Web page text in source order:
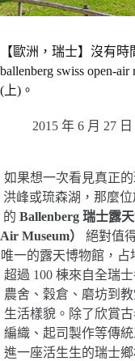
【歐洲，瑞士】沒有
ballenberg swiss open-
(上)。
2015 年 6 月 27 日
如果想一次看見真正
洪峰或琉森湖，那麼位
的 Ballenberg 瑞士露
Air Museum）
絕對值
唯一的露天博物館，占
超過 100 棟來自全瑞
農舍、穀倉、磨坊到
生活樣貌。除了欣賞
編織、起司製作等傳
進一座活生生的瑞士